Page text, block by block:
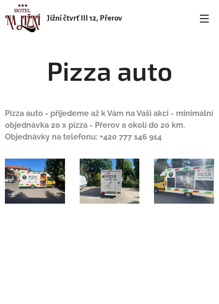
Jižní čtvrť III 12, Přerov
Pizza auto
Pizza auto - přijedeme až k Vám na Vaši akci - minimální
objednávka 20 x pizza - Přerov a okolí do 20 km.
Objednávky na telefonu: +420 777 146 914